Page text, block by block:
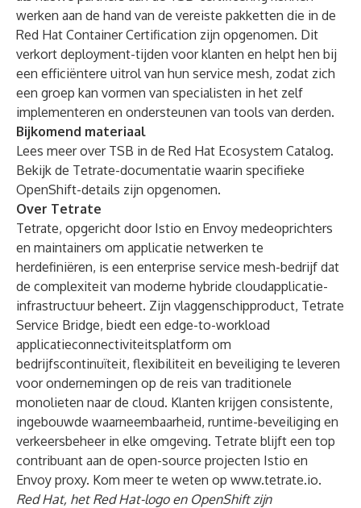
werken aan de hand van de vereiste pakketten die in de
Red Hat Container Certification zijn opgenomen. Dit
verkort deployment-tijden voor klanten en helpt hen bij
een efficiëntere uitrol van hun service mesh, zodat zich
een groep kan vormen van specialisten in het zelf
implementeren en ondersteunen van tools van derden.
Bijkomend materiaal
Lees meer over TSB in de Red Hat Ecosystem Catalog.
Bekijk de Tetrate-documentatie waarin specifieke
OpenShift-details zijn opgenomen.
Over Tetrate
Tetrate, opgericht door Istio en Envoy medeoprichters
en maintainers om applicatie netwerken te
herdefiniëren, is een enterprise service mesh-bedrijf dat
de complexiteit van moderne hybride cloudapplicatie-
infrastructuur beheert. Zijn vlaggenschipproduct, Tetrate
Service Bridge, biedt een edge-to-workload
applicatieconnectiviteitsplatform om
bedrijfscontinuïteit, flexibiliteit en beveiliging te leveren
voor ondernemingen op de reis van traditionele
monolieten naar de cloud. Klanten krijgen consistente,
ingebouwde waarneembaarheid, runtime-beveiliging en
verkeersbeheer in elke omgeving. Tetrate blijft een top
contribuant aan de open-source projecten Istio en
Envoy proxy. Kom meer te weten op www.tetrate.io.
Red Hat, het Red Hat-logo en OpenShift zijn